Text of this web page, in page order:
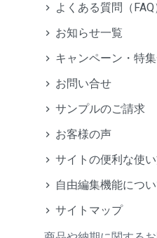
よくある質問（FAQ
お知らせ一覧
キャンペーン・特
お問い合せ
サンプルのご請求
お客様の声
サイトの便利な使
自由編集機能につ
サイトマップ